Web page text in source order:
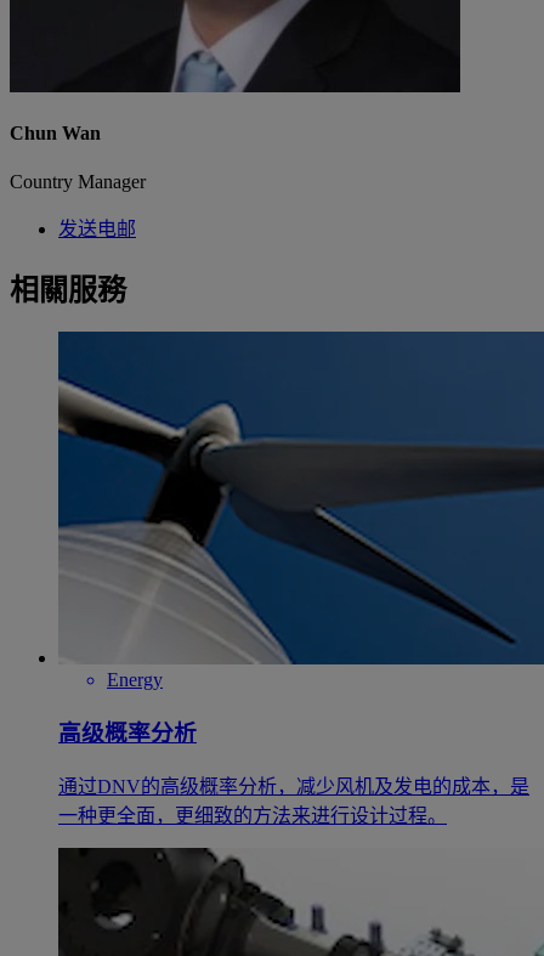
Chun Wan
Country Manager
发送电邮
相關服務
Energy
高级概率分析
通过DNV的高级概率分析，减少风机及发电的成本，是
一种更全面，更细致的方法来进行设计过程。